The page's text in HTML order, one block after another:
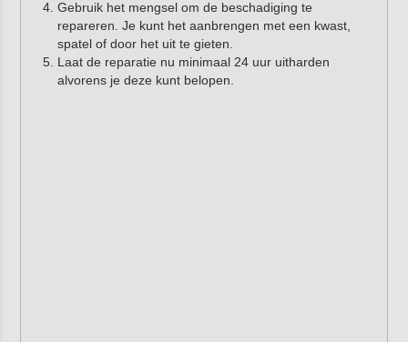
Gebruik het mengsel om de beschadiging te
repareren. Je kunt het aanbrengen met een kwast,
spatel of door het uit te gieten.
Laat de reparatie nu minimaal 24 uur uitharden
alvorens je deze kunt belopen.